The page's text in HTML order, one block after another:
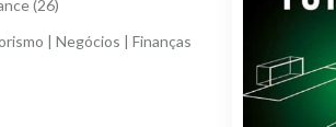
(26)
| Negócios | Finanças